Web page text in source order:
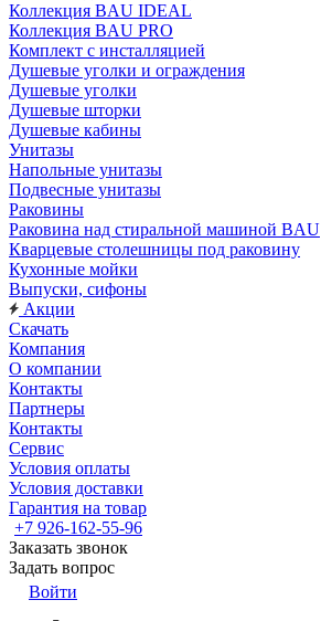
Коллекция BAU IDEAL
Коллекция BAU PRO
Комплект с инсталляцией
Душевые уголки и ограждения
Душевые уголки
Душевые шторки
Душевые кабины
Унитазы
Напольные унитазы
Подвесные унитазы
Раковины
Раковина над стиральной машиной BAU
Кварцевые столешницы под раковину
Кухонные мойки
Выпуски, сифоны
Акции
Скачать
Компания
О компании
Контакты
Партнеры
Контакты
Сервис
Условия оплаты
Условия доставки
Гарантия на товар
+7 926-162-55-96
Заказать звонок
Задать вопрос
Войти